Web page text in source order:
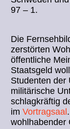
97 – 1.
Die
zerstörten
öffentliche
Staatsgeld
Studenten der
militärische
schlagkräftig
imVortragsaal
wohlhabender